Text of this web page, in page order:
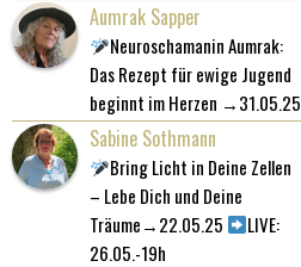
Aumrak Sapper
Neuroschamanin Aumrak:
Das Rezept für ewige Jugend
beginnt im Herzen →31.05.25
Sabine Sothmann
Bring Licht in Deine Zellen
– Lebe Dich und Deine
Träume→22.05.25
LIVE:
26.05.-19h